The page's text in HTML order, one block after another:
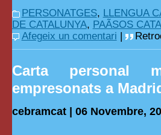
PERSONATGES, LLENGUA
DE CATALUNYA, PAÃSOS
Afegeix un comentari |
Carta personal
empresonats a
cebramcat | 06 Novembre,